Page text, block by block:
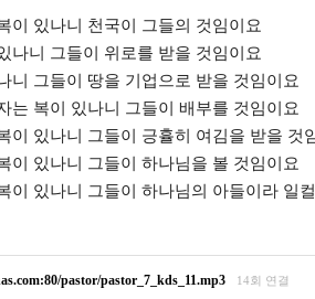
이 있나니 천국이 그들의 것임이요
나니 그들이 위로를 받을 것임이요
니 그들이 땅을 기업으로 받을 것임이요
는 복이 있나니 그들이 배부를 것임이요
이 있나니 그들이 긍휼히 여김을 받을 것
이 있나니 그들이 하나님을 볼 것임이요
이 있나니 그들이 하나님의 아들이라 일
pastor/pastor_7_kds_11.mp3 14회 연결